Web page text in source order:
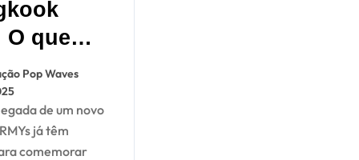
O que
9 de
Pop Waves
já têm
comemorar